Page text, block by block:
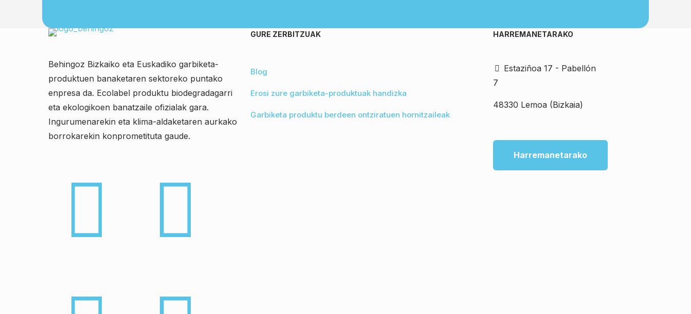
Behingoz Bizkaiko eta Euskadiko garbiketa-
produktuen banaketaren sektoreko puntako
enpresa da. Ecolabel produktu biodegradagarri
eta ekologikoen banatzaile ofizialak gara.
Ingurumenarekin eta klima-aldaketaren aurkako
borrokarekin konprometituta gaude.
GURE ZERBITZUAK
Blog
Erosi zure garbiketa-produktuak handizka
Garbiketa produktu berdeen ontziratuen hornitzaileak
HARREMANETARAKO
Estaziñoa 17 - Pabellón
7
48330 Lemoa (Bizkaia)
Harremanetarako